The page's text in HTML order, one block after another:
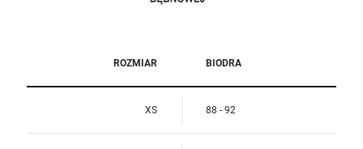
ROZMIAR BIODRA
XS 88 - 92